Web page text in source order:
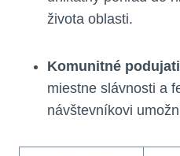
života oblasti.
Komunitné
miestne slávnosti a
návštevníkovi